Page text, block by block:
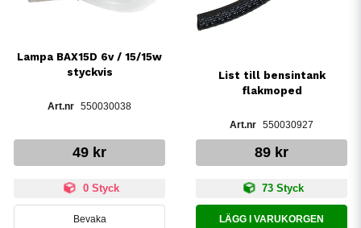
Lampa BAX15D 6v / 15/15w
styckvis
550030038
49 kr
0 Styck
Bevaka
List till bensintank
flakmoped
550030927
89 kr
73 Styck
LÄGG I VARUKORGEN